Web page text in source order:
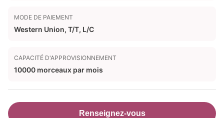
MODE DE PAIEMENT
Western Union, T/T, L/C
CAPACITÉ D'APPROVISIONNEMENT
10000 morceaux par mois
Renseignez-vous